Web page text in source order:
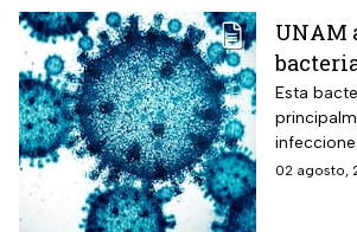
UNAM
Esta
hospitales
02 agosto,